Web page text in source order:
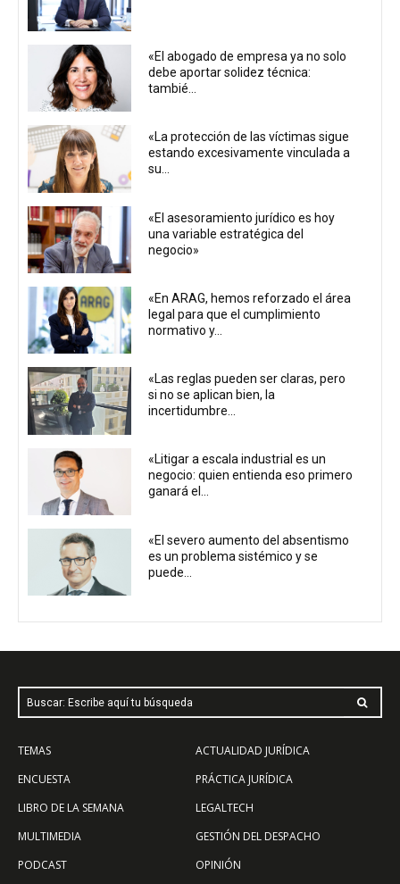
«El abogado de empresa ya no solo
debe aportar solidez técnica:
tambié...
«La protección de las víctimas sigue
estando excesivamente vinculada a
su...
«El asesoramiento jurídico es hoy
una variable estratégica del
negocio»
«En ARAG, hemos reforzado el área
legal para que el cumplimiento
normativo y...
«Las reglas pueden ser claras, pero
si no se aplican bien, la
incertidumbre...
«Litigar a escala industrial es un
negocio: quien entienda eso primero
ganará el...
«El severo aumento del absentismo
es un problema sistémico y se
puede...
Buscar: Escribe aquí tu búsqueda
TEMAS
ENCUESTA
LIBRO DE LA SEMANA
MULTIMEDIA
PODCAST
ACTUALIDAD JURÍDICA
PRÁCTICA JURÍDICA
LEGALTECH
GESTIÓN DEL DESPACHO
OPINIÓN